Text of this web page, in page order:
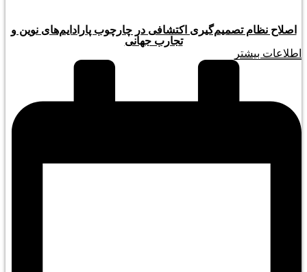
اصلاح نظام تصمیم‌گیری اکتشافی در چارچوب پارادایم‌های نوین و
تجارب جهانی
اطلاعات بیشتر